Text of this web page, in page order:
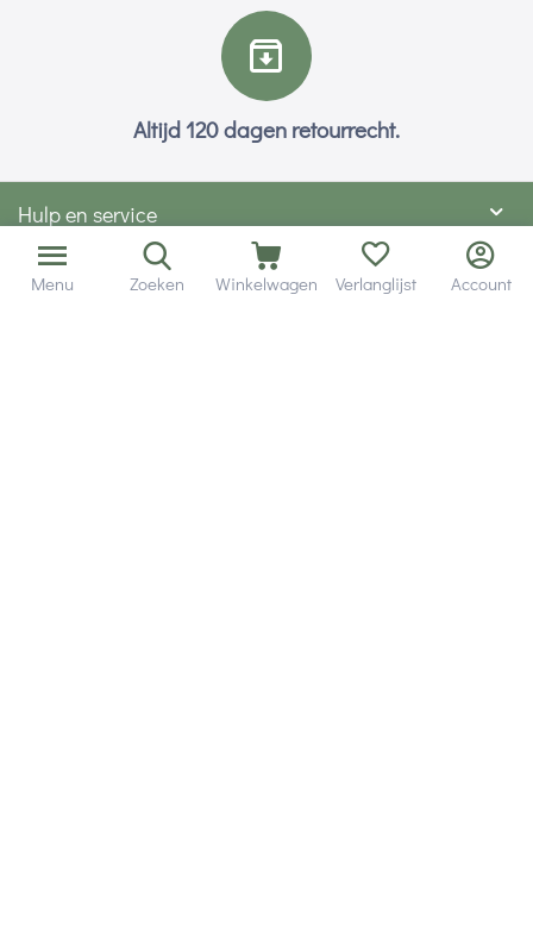
Altijd 120 dagen retourrecht.
Hulp en service
Contact gegevens
Menu Zoeken Winkelwagen Verlanglijst Account